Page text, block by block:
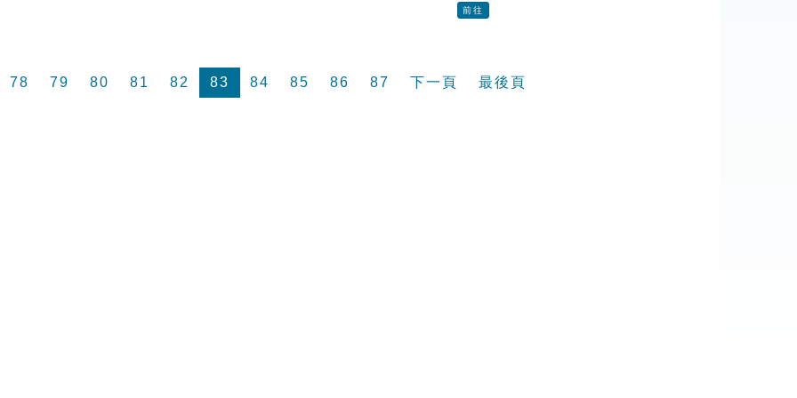
前往
78 79 80 81 82 83 84 85 86 87 下一頁 最後頁